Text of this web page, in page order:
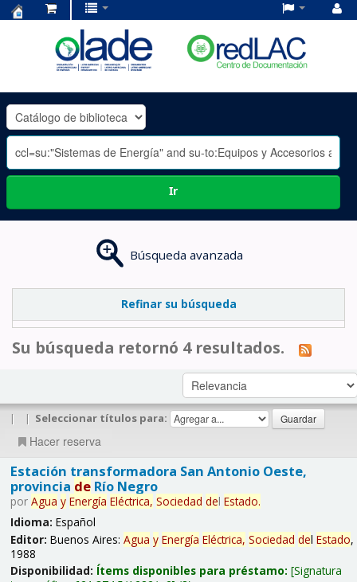
OLADE
-
Ir
Búsqueda avanzada
Refinar su búsqueda
Su búsqueda retornó 4 resultados.
| | Seleccionar títulos para:
Hacer reserva
Estación transformadora San Antonio Oeste,
provincia deRío Negro
por Agua y Energía Eléctrica, Sociedad del Estado.
Idioma: Español
Editor: Buenos Aires: Agua y Energía Eléctrica, Sociedad del Estado,
1988
Disponibilidad: Ítems disponibles para préstamo: Signatura